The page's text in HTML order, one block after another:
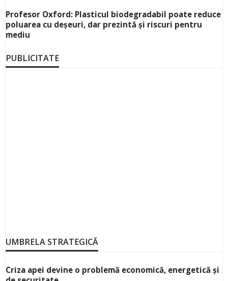
Profesor Oxford: Plasticul biodegradabil poate reduce
poluarea cu deșeuri, dar prezintă și riscuri pentru
mediu
PUBLICITATE
UMBRELA STRATEGICĂ
Criza apei devine o problemă economică, energetică și